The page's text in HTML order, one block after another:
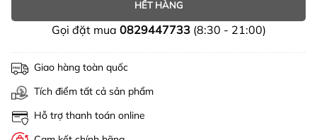
HẾT HÀNG
Gọi đặt mua 0829447733(8:30 - 21:00)
Giao hàng toàn quốc
Tích điểm tất cả sản phẩm
Hỗ trợ thanh toán online